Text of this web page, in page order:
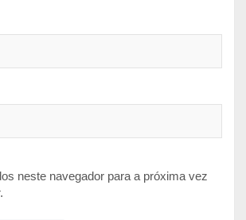
neste navegador para a próxima vez